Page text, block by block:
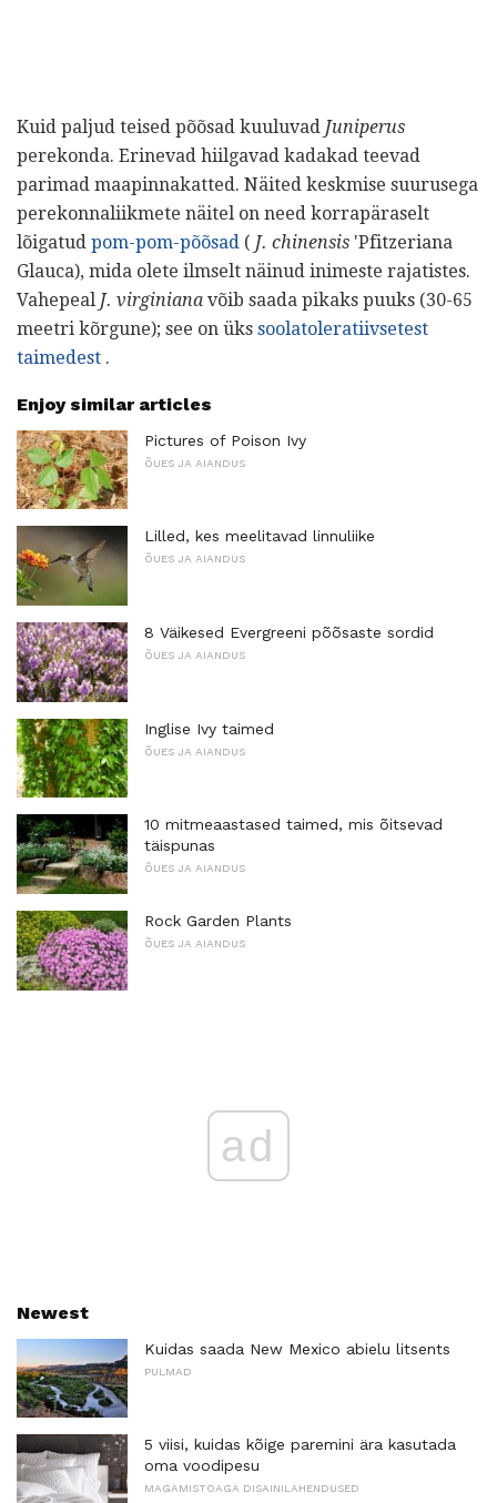
Kuid paljud teised põõsad kuuluvad Juniperus
perekonda. Erinevad hiilgavad kadakad teevad
parimad maapinnakatted. Näited keskmise suurusega
perekonnaliikmete näitel on need korrapäraselt
lõigatud pom-pom-põõsad ( J. chinensis 'Pfitzeriana
Glauca), mida olete ilmselt näinud inimeste rajatistes.
Vahepeal J. virginiana võib saada pikaks puuks (30-65
meetri kõrgune); see on üks soolatoleratiivsetest
taimedest .
Enjoy similar articles
Pictures of Poison Ivy
ÕUES JA AIANDUS
Lilled, kes meelitavad linnuliike
ÕUES JA AIANDUS
8 Väikesed Evergreeni põõsaste sordid
ÕUES JA AIANDUS
Inglise Ivy taimed
ÕUES JA AIANDUS
10 mitmeaastased taimed, mis õitsevad
täispunas
ÕUES JA AIANDUS
Rock Garden Plants
ÕUES JA AIANDUS
ad
Newest
Kuidas saada New Mexico abielu litsents
PULMAD
5 viisi, kuidas kõige paremini ära kasutada
oma voodipesu
MAGAMISTOAGA DISAINILAHENDUSED